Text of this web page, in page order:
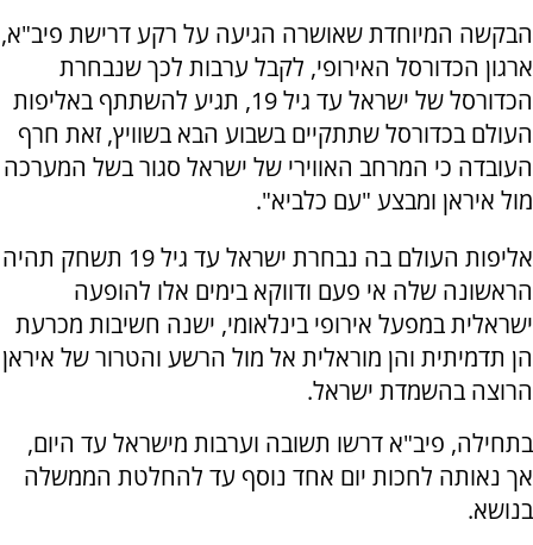
הבקשה המיוחדת שאושרה הגיעה על רקע דרישת פיב"א,
ארגון הכדורסל האירופי, לקבל ערבות לכך שנבחרת
הכדורסל של ישראל עד גיל 19, תגיע להשתתף באליפות
העולם בכדורסל שתתקיים בשבוע הבא בשוויץ, זאת חרף
העובדה כי המרחב האווירי של ישראל סגור בשל המערכה
מול איראן ומבצע "עם כלביא".
אליפות העולם בה נבחרת ישראל עד גיל 19 תשחק תהיה
הראשונה שלה אי פעם ודווקא בימים אלו להופעה
ישראלית במפעל אירופי בינלאומי, ישנה חשיבות מכרעת
הן תדמיתית והן מוראלית אל מול הרשע והטרור של איראן
הרוצה בהשמדת ישראל.
בתחילה, פיב"א דרשו תשובה וערבות מישראל עד היום,
אך נאותה לחכות יום אחד נוסף עד להחלטת הממשלה
בנושא.